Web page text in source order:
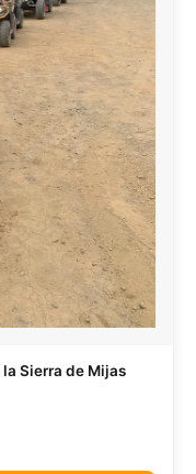
la Sierra de Mijas